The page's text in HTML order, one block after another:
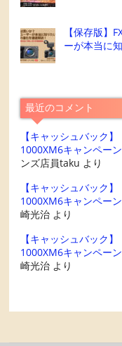
【保存版】
ーが本当に
最近のコメント
【キャッシュバック
1000XM6キャンペー
ンズ店員taku より
【キャッシュバック
1000XM6キャンペー
崎光治 より
【キャッシュバック
1000XM6キャンペー
崎光治 より